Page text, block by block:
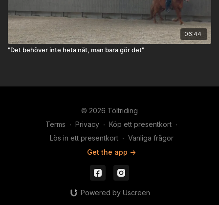
06:44
"Det behöver inte heta nåt, man bara gör det"
© 2026 Töltriding
Terms ∙ Privacy ∙ Köp ett presentkort ∙
Lös in ett presentkort ∙ Vanliga frågor
Get the app ->
Powered by Uscreen